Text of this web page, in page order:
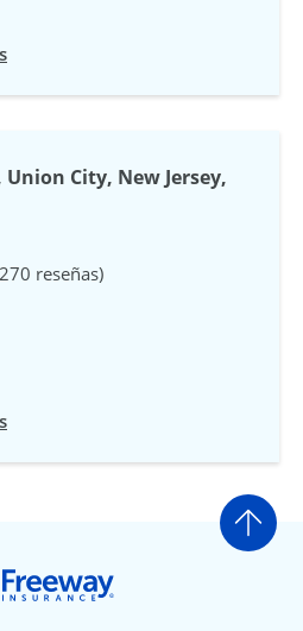
City, New Jersey,
reseñas)
Ir